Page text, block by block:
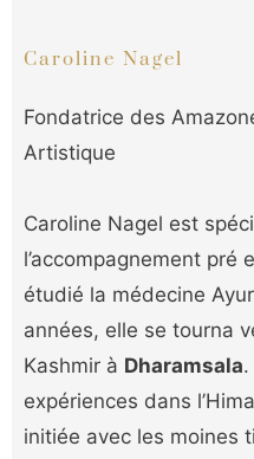
Caroline Nagel
Fondatrice des
Artistique
Caroline Nagel est
l’accompagnement
étudié la médecine
années, elle se tourna
Kashmir à Dharamsala
expériences dans
initiée avec les moines